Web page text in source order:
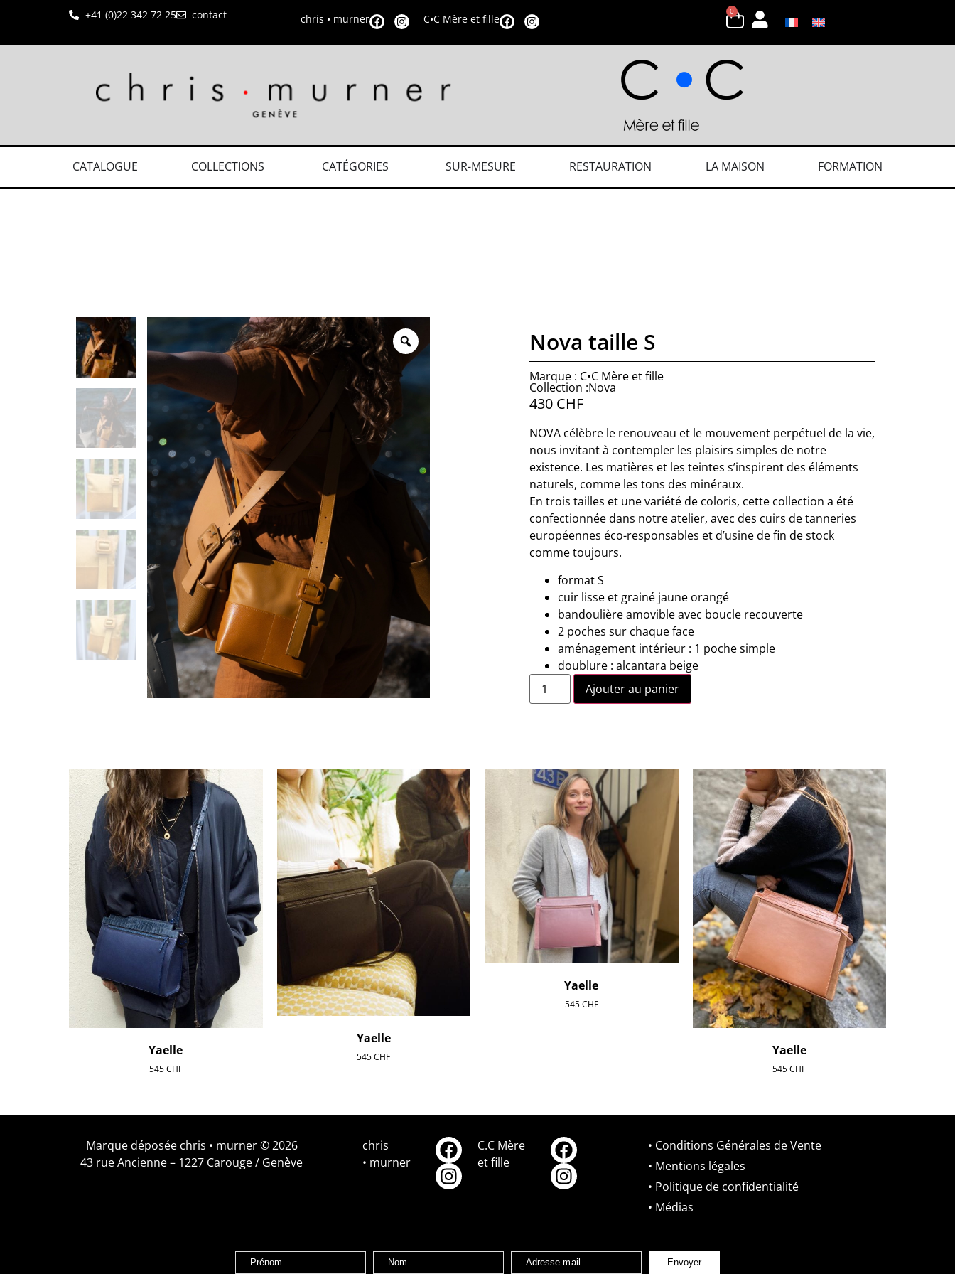
+41 (0)22 342 72 25 contact chris • murner C•C Mère et fille
0
CATALOGUE COLLECTIONS CATÉGORIES SUR-MESURE RESTAURATION LA MAISON FORMATION
Nova taille S
Marque : C•C Mère et fille
Collection :Nova
430 CHF
NOVA célèbre le renouveau et le mouvement perpétuel de la vie,
nous invitant à contempler les plaisirs simples de notre
existence. Les matières et les teintes s’inspirent des éléments
naturels, comme les tons des minéraux.
En trois tailles et une variété de coloris, cette collection a été
confectionnée dans notre atelier, avec des cuirs de tanneries
européennes éco-responsables et d’usine de fin de stock
comme toujours.
format S
cuir lisse et grainé jaune orangé
bandoulière amovible avec boucle recouverte
2 poches sur chaque face
aménagement intérieur : 1 poche simple
doublure : alcantara beige
Ajouter au panier
Yaelle
545CHF
Yaelle
545CHF
Yaelle
545CHF
Yaelle
545CHF
Marque déposée chris • murner © 2026
43 rue Ancienne – 1227 Carouge / Genève
chris
• murner
C.C Mère
et fille
• Conditions Générales de Vente
• Mentions légales
• Politique de confidentialité
• Médias
Prénom Nom Adresse mail Envoyer